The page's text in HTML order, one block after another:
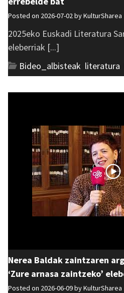
Posted on 2026-07-02 byKulturSharea
2025eko Euskadi Literatura
eleberriak [...]
Bideo_albisteak literatura
Nerea Baldak zaintzaren
‘Zure arnasa zaintzeko’
Posted on 2026-06-09 byKulturSharea